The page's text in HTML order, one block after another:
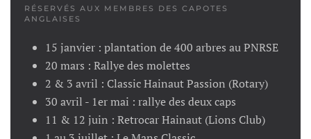
RÉSERVÉS AUX MEMBRES DES CAPOTES
ANGLAISES
15 janvier : plantation de 400 arbres au PNRSE
20 mars : Rallye des molettes
2 & 3 avril : Classic Hainaut Passion (Rotary)
30 avril - 1er mai : rallye des deux caps
11 & 12 juin : Retrocar Hainaut (Lions Club)